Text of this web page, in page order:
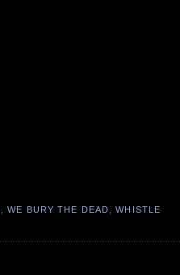
,WE BURY THE DEAD ,WHISTLE